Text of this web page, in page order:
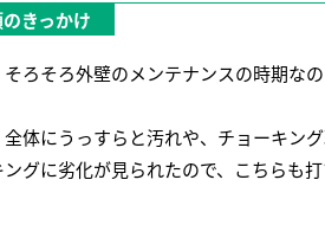
きっかけ
ろそろ外壁のメンテナンスの時期な
体にうっすらと汚れや、チョーキング
グに劣化が見られたので、こちらも打